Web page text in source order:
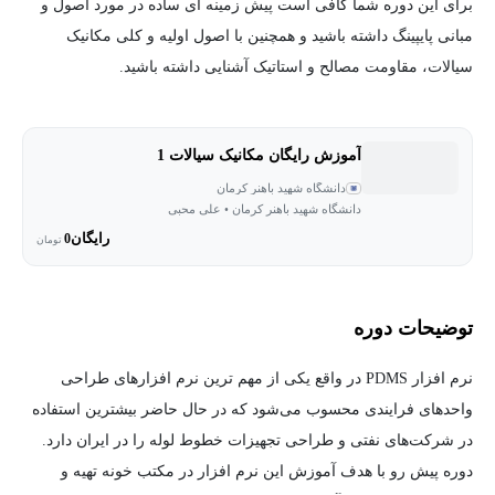
برای این دوره شما کافی است پیش زمینه ای ساده در مورد اصول و
مبانی پایپینگ داشته باشید و همچنین با اصول اولیه و کلی مکانیک
سیالات، مقاومت مصالح و استاتیک آشنایی داشته باشید.
آموزش رایگان مکانیک سیالات 1
دانشگاه شهید باهنر کرمان
دانشگاه شهید باهنر کرمان • علی محبی
رایگان0 تومان
توضیحات دوره
نرم افزار PDMS در واقع یکی از مهم ترین نرم افزارهای طراحی
واحدهای فرایندی محسوب می‌شود که در حال حاضر بیشترین استفاده
در شرکت‌های نفتی و طراحی تجهیزات خطوط لوله را در ایران دارد.
دوره پیش رو با هدف آموزش این نرم افزار در مکتب خونه تهیه و